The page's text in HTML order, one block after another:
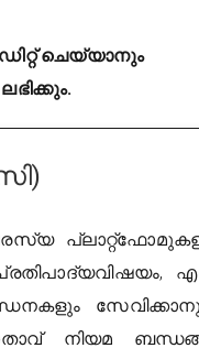
ചെയ്യാനും
നിയമ